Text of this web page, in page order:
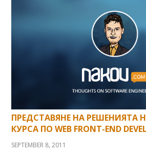
ПРЕДСТАВЯНЕ НА РЕШЕНИЯТА
КУРСА ПО WEB FRONT-END
SEPTEMBER 8, 2011